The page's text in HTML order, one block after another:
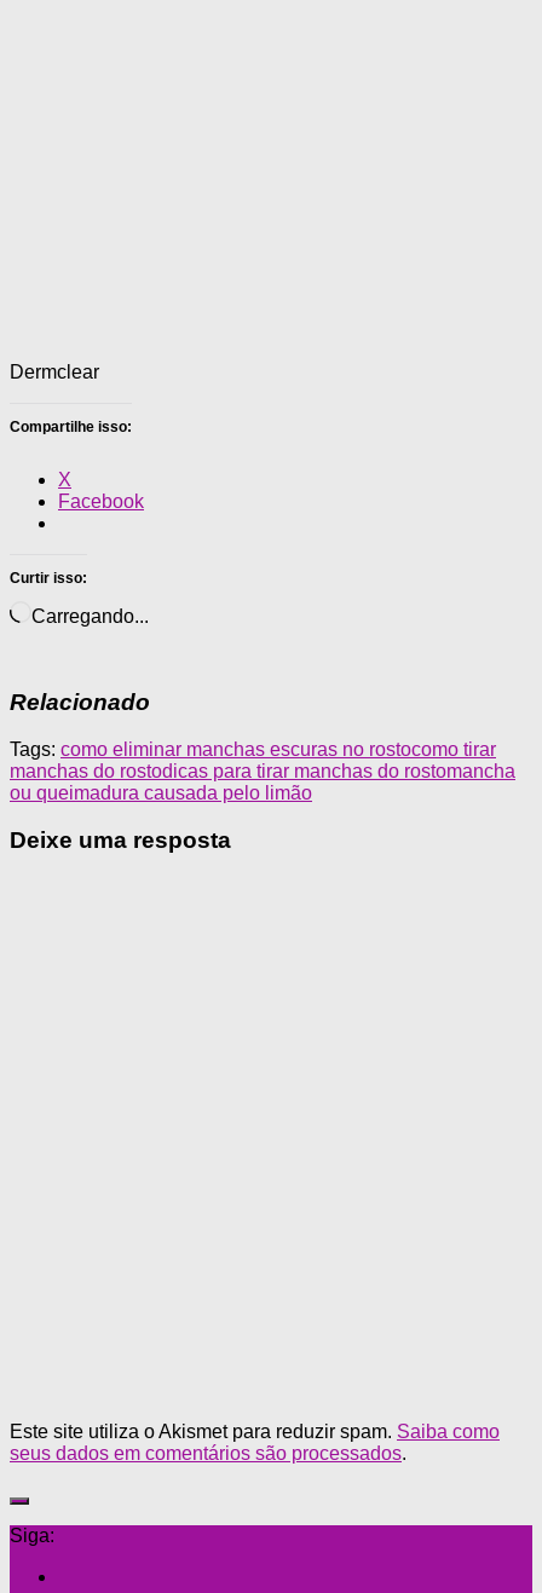
Dermclear
Compartilhe isso:
X
Facebook
Curtir isso:
Carregando...
Relacionado
Tags: como eliminar manchas escuras no rostocomo tirar
manchas do rostodicas para tirar manchas do rostomancha
ou queimadura causada pelo limão
Deixe uma resposta
Este site utiliza o Akismet para reduzir spam. Saiba como
seus dados em comentários são processados.
Siga: